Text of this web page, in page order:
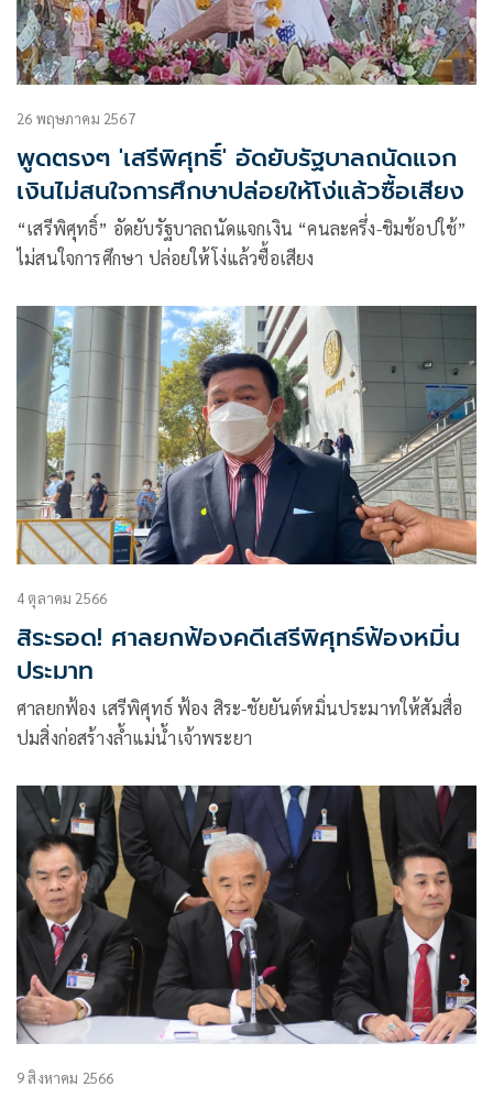
26 พฤษภาคม 2567
พูดตรงๆ 'เสรีพิศุทธิ์' อัดยับรัฐบาลถนัดแจก
เงินไม่สนใจการศึกษาปล่อยให้โง่แล้วซื้อเสียง
“เสรีพิศุทธิ์” อัดยับรัฐบาลถนัดแจกเงิน “คนละครึ่ง-ชิมช้อปใช้”
ไม่สนใจการศึกษา ปล่อยให้โง่แล้วซื้อเสียง
4 ตุลาคม 2566
สิระรอด! ศาลยกฟ้องคดีเสรีพิศุทธ์ฟ้องหมิ่น
ประมาท
ศาลยกฟ้อง เสรีพิศุทธ์ ฟ้อง สิระ-ชัยยันต์หมิ่นประมาทให้สัมสื่อ
ปมสิ่งก่อสร้างล้ำแม่น้ำเจ้าพระยา
9 สิงหาคม 2566